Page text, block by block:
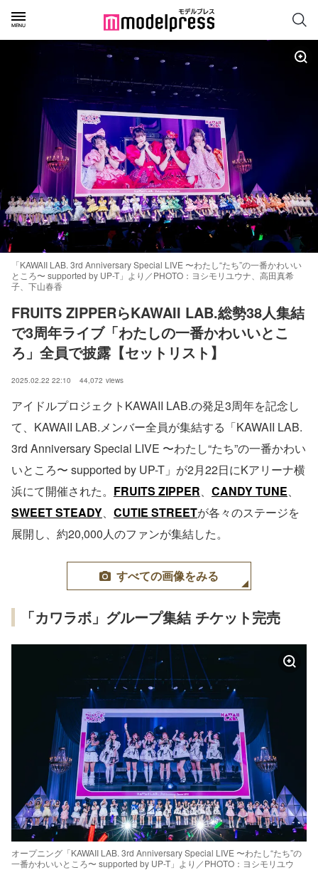
「KAWAII LAB. 3rd Anniversary Special LIVE 〜わたし“たち”の一番かわいい
ところ〜 supported by UP-T」より／PHOTO：ヨシモリユウナ、高田真希
子、下山春香
FRUITS ZIPPERらKAWAII LAB.総勢38人集結
で3周年ライブ「わたしの一番かわいいとこ
ろ」全員で披露【セットリスト】
2025.02.22 22:10 44,072 views
アイドルプロジェクトKAWAII LAB.の発足3周年を記念し
て、KAWAII LAB.メンバー全員が集結する「KAWAII LAB.
3rd Anniversary Special LIVE 〜わたし“たち”の一番かわい
いところ〜 supported by UP-T」が2月22日にKアリーナ横
浜にて開催された。 FRUITS ZIPPER、 CANDY TUNE、
SWEET STEADY、 CUTIE STREETが各々のステージを
展開し、約20,000人のファンが集結した。
すべての画像をみる
「カワラボ」グループ集結 チケット完売
オープニング「KAWAII LAB. 3rd Anniversary Special LIVE 〜わたし“たち”の
一番かわいいところ〜 supported by UP-T」より／PHOTO：ヨシモリユウ